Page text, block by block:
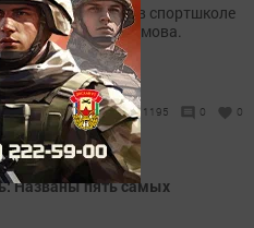
тренируются в спортшколе
у Наиля Каюмова.
1195 0 0
Названы пять самых